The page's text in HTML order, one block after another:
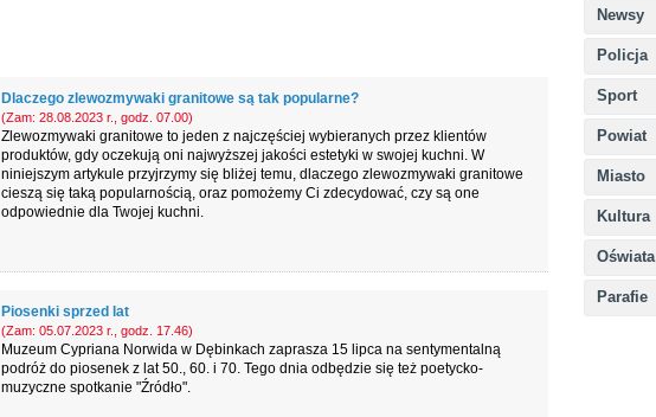
Newsy
Policja
Sport
Powiat
Miasto
Kultura
Oświata
Parafie
Dlaczego zlewozmywaki granitowe są tak popularne?
(Zam: 28.08.2023 r., godz. 07.00)
Zlewozmywaki granitowe to jeden z najczęściej wybieranych przez klientów
produktów, gdy oczekują oni najwyższej jakości estetyki w swojej kuchni. W
niniejszym artykule przyjrzymy się bliżej temu, dlaczego zlewozmywaki granitowe
cieszą się taką popularnością, oraz pomożemy Ci zdecydować, czy są one
odpowiednie dla Twojej kuchni.
Piosenki sprzed lat
(Zam: 05.07.2023 r., godz. 17.46)
Muzeum Cypriana Norwida w Dębinkach zaprasza 15 lipca na sentymentalną
podróż do piosenek z lat 50., 60. i 70. Tego dnia odbędzie się też poetycko-
muzyczne spotkanie "Źródło".